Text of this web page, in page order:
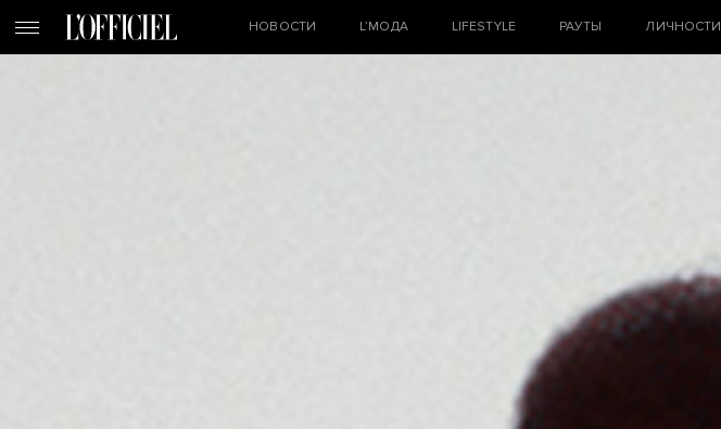
НОВОСТИ L’МОДА LIFESTYLE РАУТЫ ЛИЧНОСТИ